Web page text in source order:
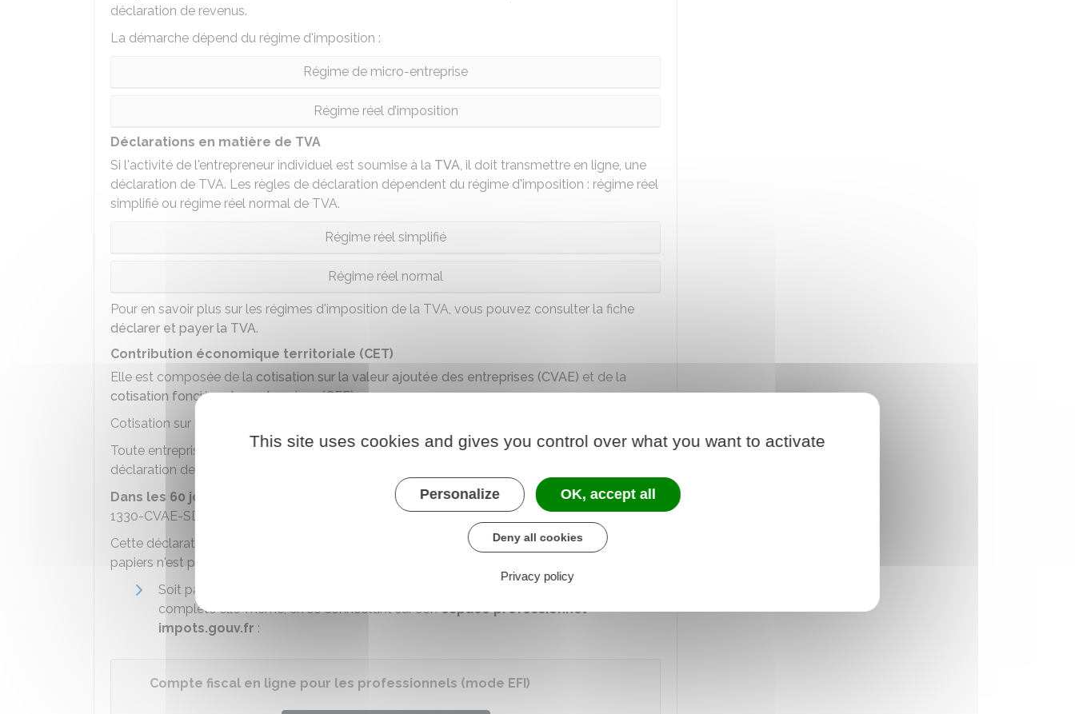
déclaration de revenus.
La démarche dépend du régime d'imposition :
Régime de micro-entreprise
Régime réel d’imposition
Déclarations en matière de TVA
Si l'activité de l'entrepreneur individuel est soumise à la TVA, il doit transmettre en ligne, une
déclaration de TVA. Les règles de déclaration dépendent du régime d'imposition : régime réel
simplifié ou régime réel normal de TVA.
Régime réel simplifié
Régime réel normal
Pour en savoir plus sur les régimes d'imposition de la TVA, vous pouvez consulter la fiche
déclarer et payer la TVA.
Contribution économique territoriale (CET)
Elle est composée de la cotisation sur la valeur ajoutée des entreprises (CVAE) et de la
cotisation foncière des entreprises (CFE).
Cotisation sur la valeur ajoutée des entreprises (CVAE)
Toute entreprise dont le chiffre d'affaires est supérieur à152 500 €doit effectuer une
déclaration de valeur ajoutée et des effectifs salariés,
Dans les 60 jours
qui suivent la fin de l'activité, l'entrepreneur doit faire une déclaration n°
1330-CVAE-SD.
Cette déclaration doit être effectuée de manière
dématérialisée(l'envoi de formulaires
papiers n'est plus possible) :
Soit par une
complète elle-même, en se connectant sur sonespace professionnel
impots.gouv.fr :
Compte fiscal en ligne pour les professionnels (mode EFI)
This site uses cookies and gives you control over what you want to activate
Personalize OK, accept all
Deny all cookies
Privacy policy